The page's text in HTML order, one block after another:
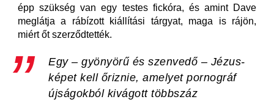
épp szükség van egy testes fickóra, és amint Dave
meglátja a rábízott kiállítási tárgyat, maga is rájön,
miért őt szerződtették.
Egy – gyönyörű és szenvedő – Jézus-
képet kell őriznie, amelyet pornográf
újságokból kivágott többszáz